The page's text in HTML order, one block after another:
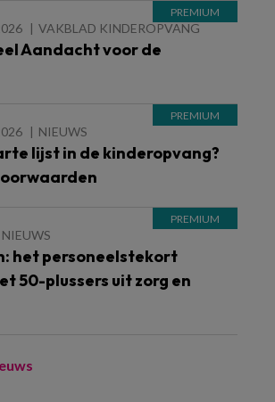
VAKBLAD KINDEROPVANG
Aandacht voor de
NIEUWS
lijst in de kinderopvang?
NIEUWS
het personeelstekort
50-plussers uit zorg en